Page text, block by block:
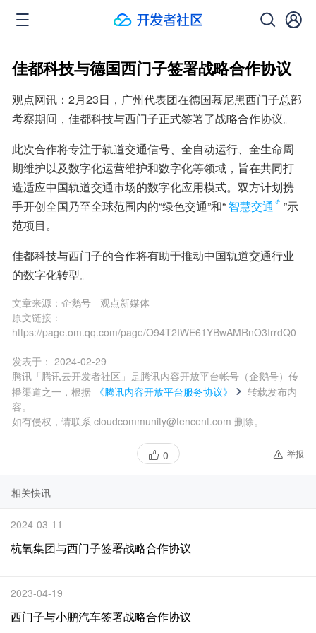
佳都科技与德国西门子签署战略合作协议
观点网讯：2月23日，广州代表团在德国慕尼黑西门子总部
考察期间，佳都科技与西门子正式签署了战略合作协议。
此次合作将专注于轨道交通信号、全自动运行、全生命周
期维护以及数字化运营维护和数字化等领域，旨在共同打
造适应中国轨道交通市场的数字化应用模式。双方计划携
手开创全国乃至全球范围内的“绿色交通”和“ 智慧交通
”示
范项目。
佳都科技与西门子的合作将有助于推动中国轨道交通行业
的数字化转型。
文章来源： 企鹅号 - 观点新媒体
原文链接：
https://page.om.qq.com/page/O94T2IWE61YBwAMRnO3IrrdQ0
发表于： 2024-02-29
腾讯「腾讯云开发者社区」是腾讯内容开放平台帐号（企鹅号）传
播渠道之一，根据
《腾讯内容开放平台服务协议》
转载发布内
容。
如有侵权，请联系 cloudcommunity@tencent.com 删除。
0 举报
相关快讯
2024-03-11
杭氧集团与西门子签署战略合作协议
2023-04-19
西门子与小鹏汽车签署战略合作协议